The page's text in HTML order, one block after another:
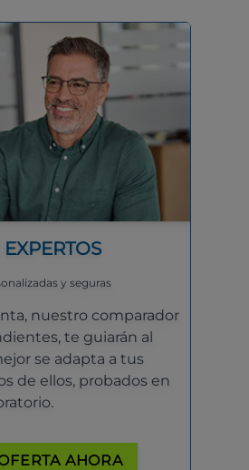
y seguras
nuestro comparador
te guiarán al
se adapta a tus
de ellos, probados en
AHORA